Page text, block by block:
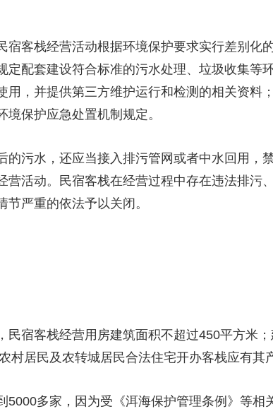
栈经营活动根据环境保护要求实行差别化
定配套建设符合标准的污水处理、垃圾收集等
用，并提供第三方维护运行和检测的相关资料
保护应急处置机制规定。
水，还应当接入排污管网或者中水回用，
营活动。民宿客栈在经营过程中存在违法排污
严重的依法予以关闭。
客栈经营用房建筑面积不超过450平方米；
村居民及农转城居民合法住宅开办客栈应有其
多家，因为受《洱海保护管理条例》等相